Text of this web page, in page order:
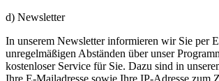
d) Newsletter
In unserem Newsletter informieren wir Sie per
unregelmäßigen Abständen über unser
kostenloser Service für Sie. Dazu sind in
Ihre E-Mailadresse sowie Ihre IP-Adresse zum